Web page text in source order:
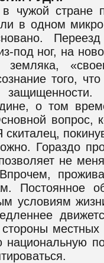
чужой стране
в одном
под ног, на
того,
о том
вопрос,
Гораздо
не
Постоянное
условиям